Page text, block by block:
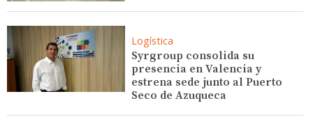
Logística
Syrgroup consolida su
presencia en Valencia y
estrena sede junto al Puerto
Seco de Azuqueca